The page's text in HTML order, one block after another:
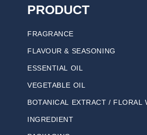
PRODUCT
FRAGRANCE
FLAVOUR & SEASONING
ESSENTIAL OIL
VEGETABLE OIL
BOTANICAL EXTRACT / FLORAL
INGREDIENT